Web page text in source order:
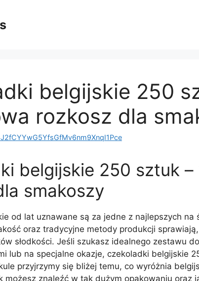
belgijskie 250
rozkosz dla
belgijskie 250 sztuk
smakoszy
od lat uznawane są za jedne z najlepszych na
oraz tradycyjne metody produkcji
słodkości. Jeśli szukasz idealnego zestawu
lub na specjalne okazje, czekoladki belgijskie
przyjrzymy się bliżej temu, co wyróżnia
możesz znaleźć w tak dużym opakowaniu oraz